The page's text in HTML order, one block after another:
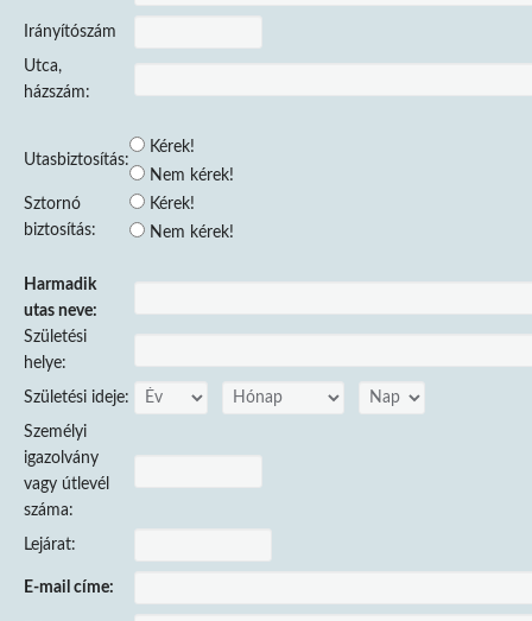
Irányítószám
Utca,
házszám:
Utasbiztosítás:
Kérek!
Nem kérek!
Sztornó
biztosítás:
Kérek!
Nem kérek!
Harmadik
utas neve:
Születési
helye:
Születési ideje:
Személyi
igazolvány
vagy útlevél
száma:
Lejárat:
E-mail címe: